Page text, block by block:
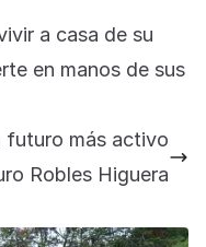
a casa de su
en manos de sus
futuro más activo
Robles Higuera